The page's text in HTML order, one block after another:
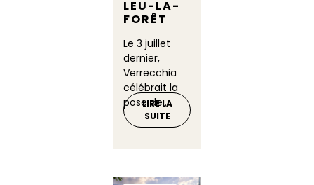
LEU-LA-
FORÊT
Le 3 juillet
dernier,
Verrecchia
célébrait la
pose de...
LIRE LA
SUITE